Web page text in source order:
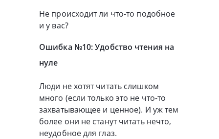
Не происходит ли что-то подобное
и у вас?
Ошибка №10: Удобство чтения на
нуле
Люди не хотят читать слишком
много (если только это не что-то
захватывающее и ценное). И уж тем
более они не станут читать нечто,
неудобное для глаз.